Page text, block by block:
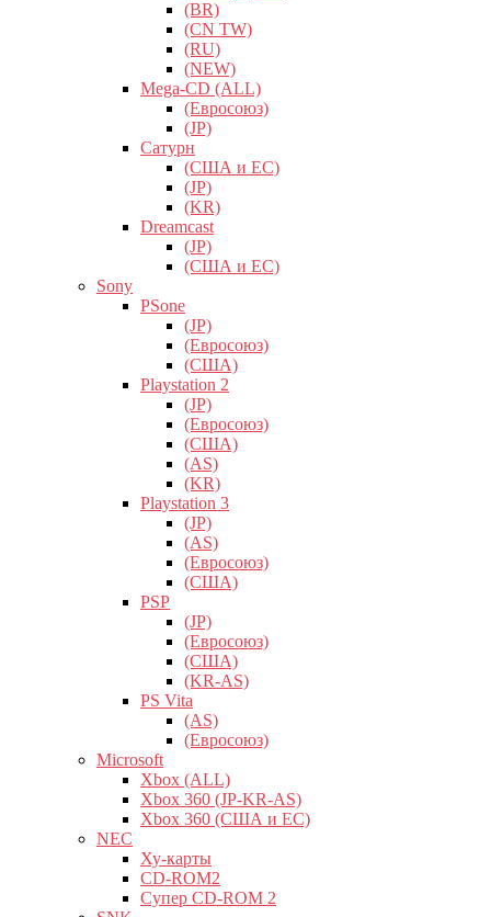
(BR)
(CN TW)
(RU)
(NEW)
Mega-CD (ALL)
(Евросоюз)
(JP)
Сатурн
(США и ЕС)
(JP)
(KR)
Dreamcast
(JP)
(США и ЕС)
Sony
PSone
(JP)
(Евросоюз)
(США)
Playstation 2
(JP)
(Евросоюз)
(США)
(AS)
(KR)
Playstation 3
(JP)
(AS)
(Евросоюз)
(США)
PSP
(JP)
(Евросоюз)
(США)
(KR-AS)
PS Vita
(AS)
(Евросоюз)
Microsoft
Xbox (ALL)
Xbox 360 (JP-KR-AS)
Xbox 360 (США и ЕС)
NEC
Ху-карты
CD-ROM2
Супер CD-ROM 2